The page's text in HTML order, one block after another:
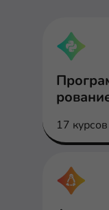
17 курсов